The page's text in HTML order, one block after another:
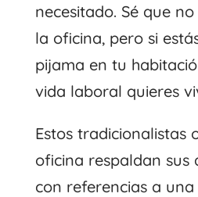
necesitado. Sé que
la oficina, pero si
pijama en tu
vida laboral quieres
Estos tradicionalistas
oficina respaldan sus
con referencias a una